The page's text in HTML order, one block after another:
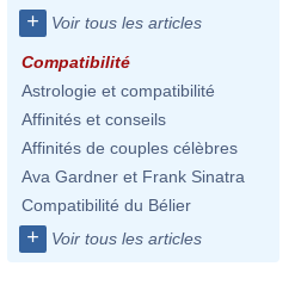
+ Voir tous les articles
Compatibilité
Astrologie et compatibilité
Affinités et conseils
Affinités de couples célèbres
Ava Gardner et Frank Sinatra
Compatibilité du Bélier
+ Voir tous les articles